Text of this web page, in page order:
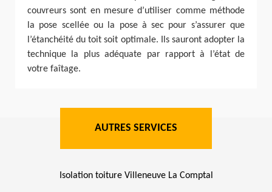
couvreurs sont en mesure d’utiliser comme méthode
la pose scellée ou la pose à sec pour s’assurer que
l’étanchéité du toit soit optimale. Ils sauront adopter la
technique la plus adéquate par rapport à l’état de
votre faîtage.
AUTRES SERVICES
Isolation toiture Villeneuve La Comptal